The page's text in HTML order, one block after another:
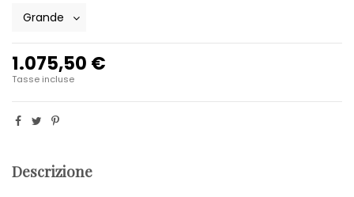
1.075,50 €
Tasse incluse
Descrizione